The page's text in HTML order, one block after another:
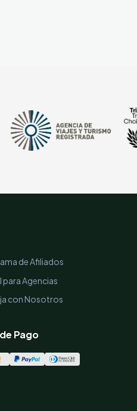
de Afiliados
para Agencias
con Nosotros
Pago